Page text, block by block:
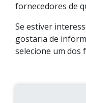
fornecedores de
Se estiver
gostaria de
selecione um dos